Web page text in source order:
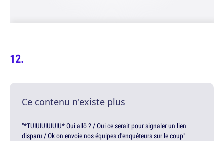
Ce contenu n'existe plus
"*TUIUIUIUIUIU* Oui allô ? / Oui ce serait pour signaler un lien
disparu / Ok on envoie nos équipes d'enquêteurs sur le coup"